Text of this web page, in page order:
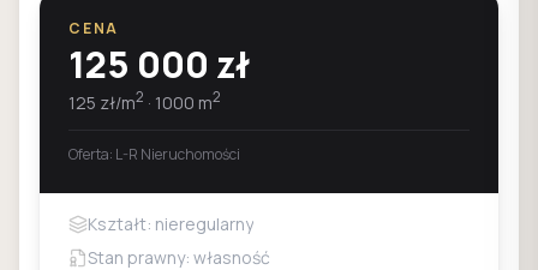
CENA
125 000 zł
125 zł/m2 · 1000 m2
Oferta: L-R Nieruchomości
Kształt: nieregularny
Stan prawny: własność